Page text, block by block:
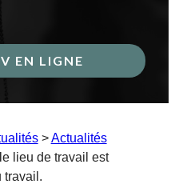
EN LIGNE
>Actualités
lieu de travail est
travail.